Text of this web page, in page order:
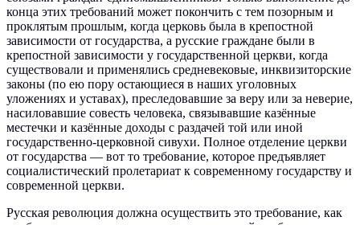
конца этих требований может покончить с тем позорным и
проклятым прошлым, когда церковь была в крепостной
зависимости от государства, а русские граждане были в
крепостной зависимости у государственной церкви, когда
существовали и применялись средневековые, инквизиторские
законы (по ею пору остающиеся в наших уголовных
уложениях и уставах), преследовавшие за веру или за неверие,
насиловавшие совесть человека, связывавшие казённые
местечки и казённые доходы с раздачей той или иной
государственно-церковной сивухи. Полное отделение церкви
от государства — вот то требование, которое предъявляет
социалистический пролетариат к современному государству и
современной церкви.
Русская революция должна осуществить это требование, как